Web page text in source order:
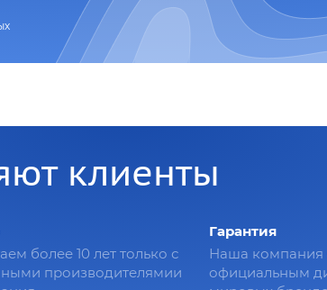
клиенты
более 10 лет только с
производителямии
Гарантия
Наша компания
официальным